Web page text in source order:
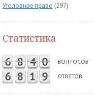
Уголовное право (297)
Статистика
6 8 4 0 ВОПРОСОВ
6 8 1 9 ОТВЕТОВ